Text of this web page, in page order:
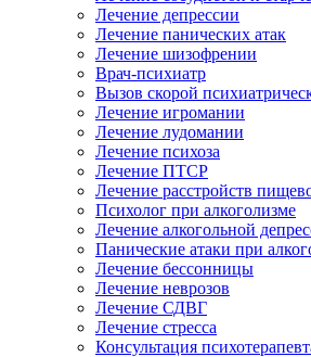
Лечение депрессии
Лечение панических атак
Лечение шизофрении
Врач-психиатр
Вызов скорой
Лечение игромании
Лечение лудомании
Лечение психоза
Лечение ПТСР
Лечение расстройств
Психолог при алкоголизме
Лечение алкогольной
Панические атаки при
Лечение бессонницы
Лечение неврозов
Лечение СДВГ
Лечение стресса
Консультация